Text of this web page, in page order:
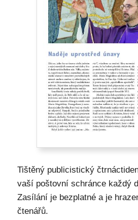
Tištěný publicistický
vaší poštovní schránce každý
Zasílání je bezplatné a je
čtenářů.